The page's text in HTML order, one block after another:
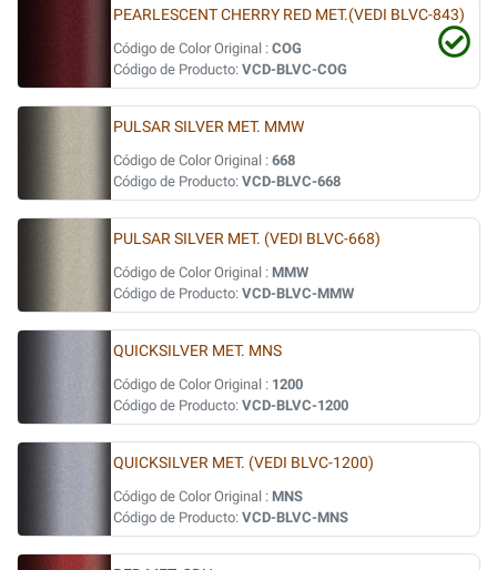
PEARLESCENT CHERRY RED MET.(VEDI BLVC-843)
Código de Color Original : COG
Código de Producto: VCD-BLVC-COG
PULSAR SILVER MET. MMW
Código de Color Original : 668
Código de Producto: VCD-BLVC-668
PULSAR SILVER MET. (VEDI BLVC-668)
Código de Color Original : MMW
Código de Producto: VCD-BLVC-MMW
QUICKSILVER MET. MNS
Código de Color Original : 1200
Código de Producto: VCD-BLVC-1200
QUICKSILVER MET. (VEDI BLVC-1200)
Código de Color Original : MNS
Código de Producto: VCD-BLVC-MNS